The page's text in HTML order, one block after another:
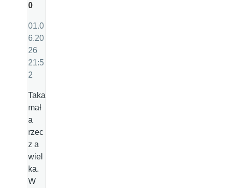
0
01.0
6.20
26
21:5
2
Taka
mał
a
rzec
z a
wiel
ka.
W